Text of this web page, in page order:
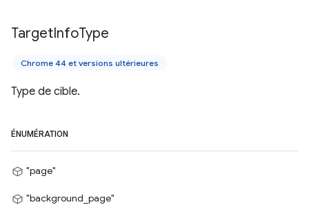
TargetInfoType
Chrome 44 et versions ultérieures
Type de cible.
ÉNUMÉRATION
"page"
"background_page"